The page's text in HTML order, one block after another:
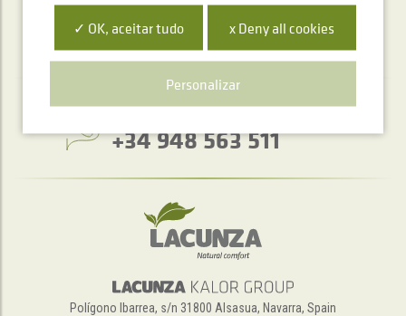
+34 948 563 511
Polígono Ibarrea, s/n 31800 Alsasua, Navarra, Spain
✓ OK, aceitar tudo x Deny all cookies
Personalizar